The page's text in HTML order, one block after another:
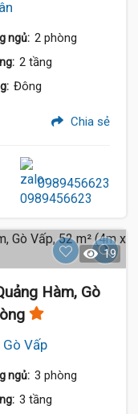
ngủ: 2 phòng
2 tầng
Đông
Chia sẻ
0989456623
19
Hàm, Gò
Gò Vấp
ngủ: 3 phòng
3 tầng